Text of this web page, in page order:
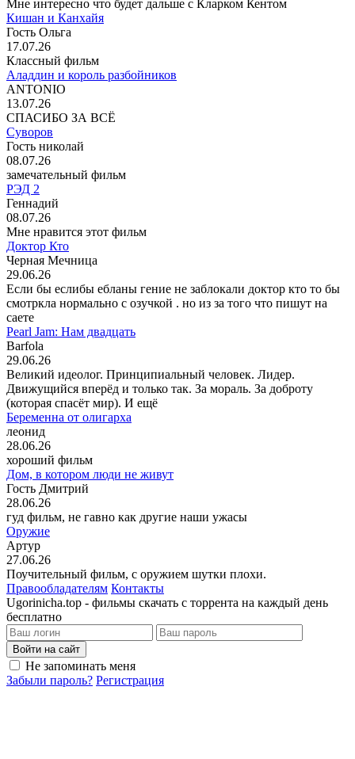
Мне интересно что будет дальше с Кларком Кентом
Кишан и Канхайя
Гость Ольга
17.07.26
Классный фильм
Аладдин и король разбойников
ANTONIO
13.07.26
СПАСИБО ЗА ВСЁ
Суворов
Гость николай
08.07.26
замечательный фильм
РЭД 2
Геннадий
08.07.26
Мне нравится этот фильм
Доктор Кто
Черная Мечница
29.06.26
Если бы еслибы ебланы гение не заблокали доктор кто то бы
смотркла нормально с озучкой . но из за того что пишут на
саете
Pearl Jam: Нам двадцать
Barfola
29.06.26
Великий идеолог. Принципиальный человек. Лидер.
Движущийся вперёд и только так. За мораль. За доброту
(которая спасёт мир). И ещё
Беременна от олигарха
леонид
28.06.26
хороший фильм
Дом, в котором люди не живут
Гость Дмитрий
28.06.26
гуд фильм, не гавно как другие наши ужасы
Оружие
Артур
27.06.26
Поучительный фильм, с оружием шутки плохи.
Правообладателям Контакты
Ugorinicha.top - фильмы скачать с торрента на каждый день
бесплатно
Войти на сайт
Не запоминать меня
Забыли пароль? Регистрация